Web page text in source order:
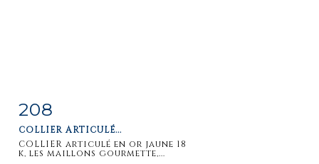
Item detail
208
COLLIER ARTICULÉ...
COLLIER articulé en or jaune 18
k, les maillons gourmette,...